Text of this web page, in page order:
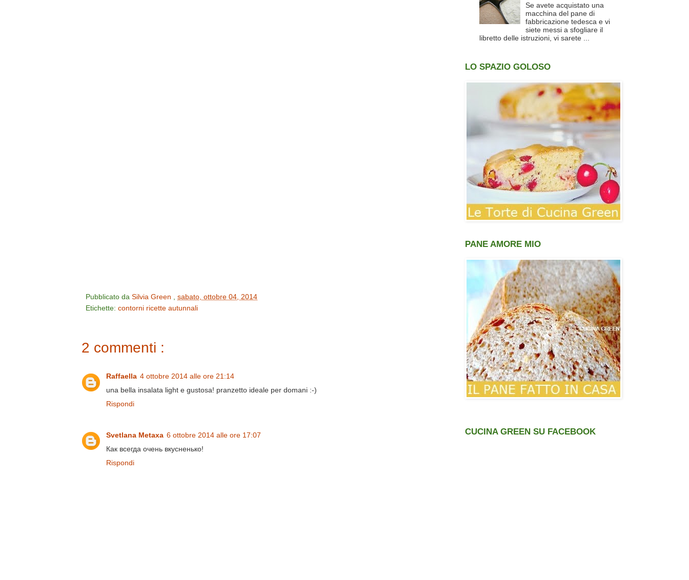
Pubblicato da Silvia Green
sabato, ottobre 04, 2014
Etichette: contorni ricette autunnali
2 commenti :
Raffaella 4 ottobre 2014 alle ore 21:14
una bella insalata light e gustosa! pranzetto ideale per domani :-)
Rispondi
Svetlana Metaxa 6 ottobre 2014 alle ore 17:07
Как всегда очень вкусненько!
Rispondi
Se avete acquistato una
macchina del pane di
fabbricazione tedesca e vi
siete messi a sfogliare il
libretto delle istruzioni, vi sarete ...
LO SPAZIO GOLOSO
PANE AMORE MIO
CUCINA GREEN SU FACEBOOK